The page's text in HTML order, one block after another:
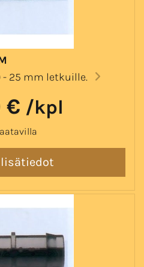
25 mm letkuille.
€ /kpl